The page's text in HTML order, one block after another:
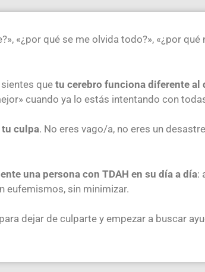
«¿por qué se me olvida todo?», «¿por
que tu cerebro funciona diferente al
cuando ya lo estás intentando con
tu culpa. No eres vago/a, no eres un
una persona con TDAH en su día a día:
eufemismos, sin minimizar.
dejar de culparte y empezar a buscar